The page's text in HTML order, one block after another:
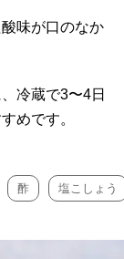
味が口のなか
冷蔵で3〜4日
めです。
酢 塩こしょう